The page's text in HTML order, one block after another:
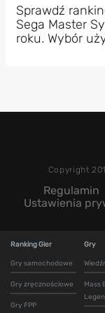
Sprawdź
Sega Master
roku. Wybór
Copyright
Regulamin
Ustawienia
Ranking Gier
Gry samochodowe
Gry zręcznościowe
Gry FPP
Gry
Mass